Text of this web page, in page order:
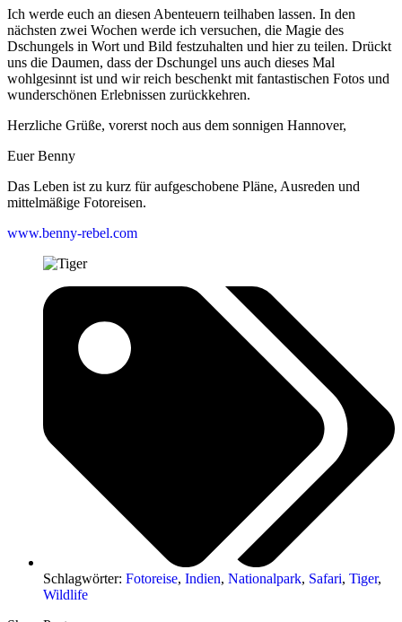
Ich werde euch an diesen Abenteuern teilhaben lassen. In den
nächsten zwei Wochen werde ich versuchen, die Magie des
Dschungels in Wort und Bild festzuhalten und hier zu teilen. Drückt
uns die Daumen, dass der Dschungel uns auch dieses Mal
wohlgesinnt ist und wir reich beschenkt mit fantastischen Fotos und
wunderschönen Erlebnissen zurückkehren.
Herzliche Grüße, vorerst noch aus dem sonnigen Hannover,
Euer Benny
Das Leben ist zu kurz für aufgeschobene Pläne, Ausreden und
mittelmäßige Fotoreisen.
www.benny-rebel.com
Schlagwörter: Fotoreise, Indien, Nationalpark, Safari, Tiger,
Wildlife